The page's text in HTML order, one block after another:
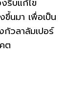
รีบแก้ไข
นมา เพื่อเป็น
วลาลัมเปอร์
ต